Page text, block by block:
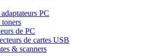
PC
de PC
de cartes USB
& scanners